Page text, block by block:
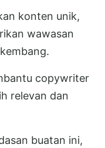
konten unik,
wawasan
copywriter
relevan dan
buatan ini,